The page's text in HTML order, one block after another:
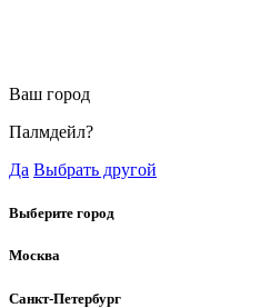
Ваш город
Палмдейл?
Да Выбрать другой
Выберите город
Москва
Санкт-Петербург